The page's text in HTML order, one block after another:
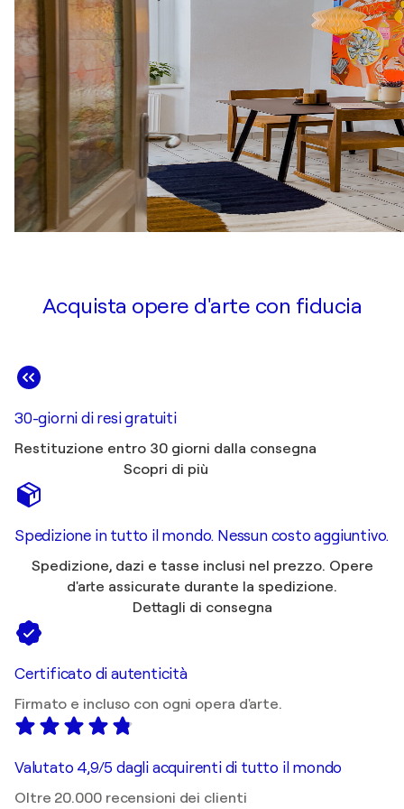
Acquista opere d'arte con fiducia
30-giorni di resi gratuiti
Restituzione entro 30 giorni dalla consegna
Scopri di più
Spedizione in tutto il mondo. Nessun costo aggiuntivo.
Spedizione, dazi e tasse inclusi nel prezzo. Opere
d'arte assicurate durante la spedizione.
Dettagli di consegna
Certificato di autenticità
Firmato e incluso con ogni opera d'arte.
Valutato 4,9/5 dagli acquirenti di tutto il mondo
Oltre 20.000 recensioni dei clienti